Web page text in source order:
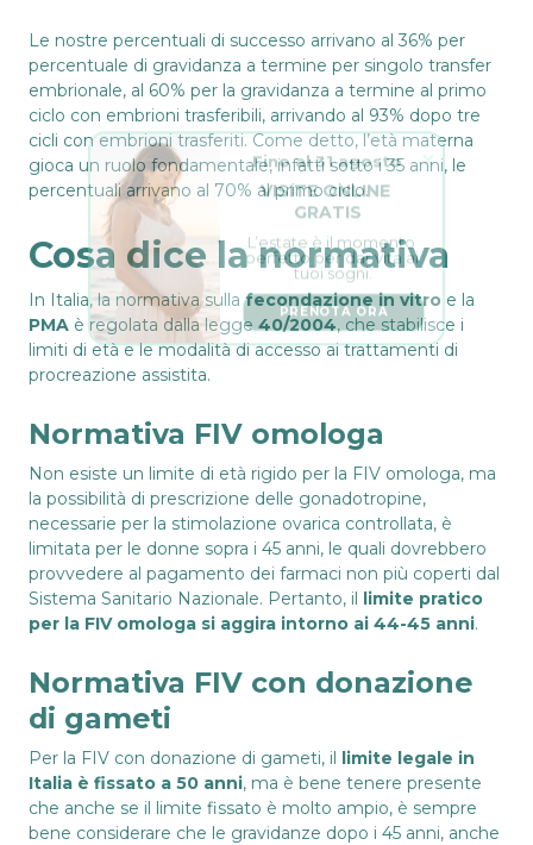
Le nostre percentuali di successo arrivano al 36% per
percentuale di gravidanza a termine per singolo transfer
embrionale, al 60% per la gravidanza a termine al primo
ciclo con embrioni trasferibili, arrivando al 93% dopo tre
cicli con embrioni trasferiti. Come detto, l’età materna
gioca un ruolo fondamentale, infatti sotto i 35 anni, le
percentuali arrivano al 70% al primo ciclo.
Cosa dice la normativa
In Italia, la normativa sullafecondazione in vitro e la
PMA è regolata dalla legge40/2004, che stabilisce i
limiti di età e le modalità di accesso ai trattamenti di
procreazione assistita.
Normativa FIV omologa
Non esiste un limite di età rigido per la FIV omologa, ma
la possibilità di prescrizione delle gonadotropine,
necessarie per la stimolazione ovarica controllata, è
limitata per le donne sopra i 45 anni, le quali dovrebbero
provvedere al pagamento dei farmaci non più coperti dal
Sistema Sanitario Nazionale. Pertanto, il limite pratico
per la FIV omologa si aggira intorno ai 44-45 anni.
Normativa FIV con donazione
di gameti
Per la FIV con donazione di gameti, il limite legale in
Italia è fissato a 50 anni, ma è bene tenere presente
che anche se il limite fissato è molto ampio, è sempre
bene considerare che le gravidanze dopo i 45 anni, anche
VISITE ONLINE
GRATIS
L’estate è il momento
perfetto per dar vita ai
tuoi sogni.
PRENOTA ORA
Fino al 31 agosto